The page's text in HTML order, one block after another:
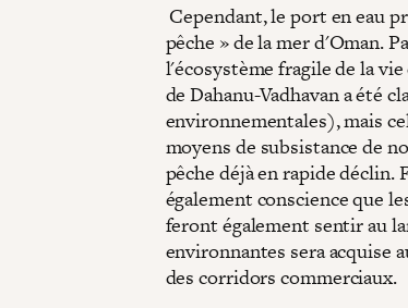
Cependant, le port en eau
pêche » de la mer d'Oman.
l'écosystème fragile de la
de Dahanu-Vadhavan a été
environnementales), mais
moyens de subsistance de
pêche déjà en rapide
également conscience que
feront également sentir au
environnantes sera acquise
des corridors commerciaux.